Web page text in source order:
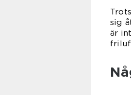
sig
är